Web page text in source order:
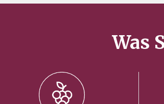
Was